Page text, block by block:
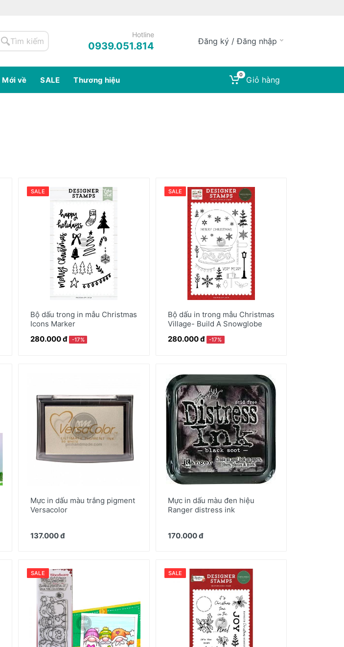
Tìm kiếm
Hotline
0939.051.814 Đăng ký / Đăng nhập
Mới về SALE Thương hiệu
0
Giỏ hàng
SALE
Bộ dấu trong in mẫu Christmas
Icons Marker
280.000 đ
-17%
SALE
Bộ dấu in trong mẫu Christmas
Village- Build A Snowglobe
280.000 đ
-17%
Mực in dấu màu trắng pigment
Versacolor
137.000 đ
Mực in dấu màu đen hiệu
Ranger distress ink
170.000 đ
SALE SALE